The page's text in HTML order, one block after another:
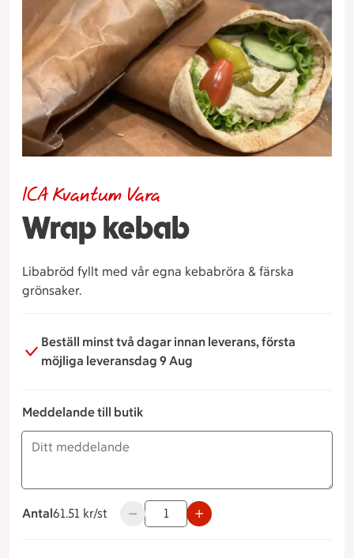
Wrap kebab
ICA Kvantum Vara
Libabröd fyllt med vår egna kebabröra & färska
grönsaker.
Beställ minst två dagar innan leverans, första
möjliga leveransdag 9 Aug
Meddelande till butik
Antal
61.51 kronor styck
61.51 kr/st Använd knapparna för att minska eller